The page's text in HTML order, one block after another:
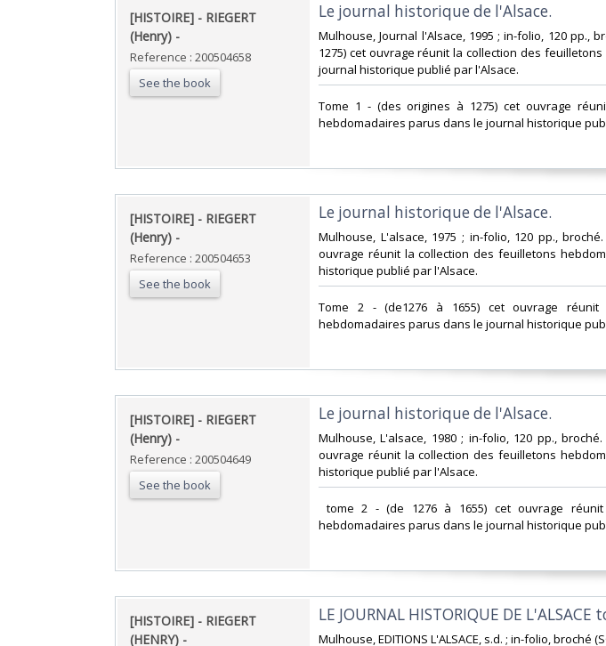
‎[HISTOIRE] - RIEGERT
(Henry) - ‎
Reference : 200504658
See the book
‎Le journal historique de l'Alsace. ‎
‎Mulhouse, Journal l'Alsace, 1995 ; in-folio, 120 pp.,
1275) cet ouvrage réunit la collection des
journal historique publié par l'Alsace.‎
‎Tome 1 - (des origines à 1275) cet ouvrage
hebdomadaires parus dans le journal historique
‎[HISTOIRE] - RIEGERT
(Henry) - ‎
Reference : 200504653
See the book
‎Le journal historique de l'Alsace. ‎
‎Mulhouse, L'alsace, 1975 ; in-folio, 120 pp.,
ouvrage réunit la collection des feuilletons
historique publié par l'Alsace.‎
‎Tome 2 - (de1276 à 1655) cet ouvrage
hebdomadaires parus dans le journal historique
‎[HISTOIRE] - RIEGERT
(Henry) - ‎
Reference : 200504649
See the book
‎Le journal historique de l'Alsace. ‎
‎Mulhouse, L'alsace, 1980 ; in-folio, 120 pp.,
ouvrage réunit la collection des feuilletons
historique publié par l'Alsace.‎
tome 2 - (de 1276 à 1655) cet ouvrage
hebdomadaires parus dans le journal historique
‎[HISTOIRE] - RIEGERT
(HENRY) - ‎
‎LE JOURNAL HISTORIQUE DE L'ALSACE
‎Mulhouse, EDITIONS L'ALSACE, s.d. ; in-folio, broché